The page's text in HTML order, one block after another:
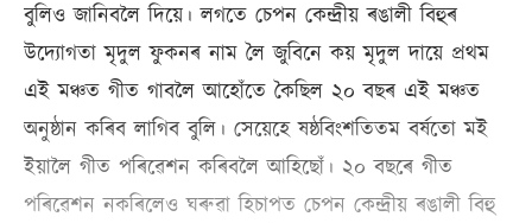
বুলিও জানিবলৈ দিয়ে। লগতে চেপন কেন্দ্ৰীয় ৰঙালী বিহুৰ
উদ্যোগতা মৃদুল ফুকনৰ নাম লৈ জুবিনে কয় মৃদুল দায়ে প্ৰথম
এই মঞ্চত গীত গাবলৈ আহোঁতে কৈছিল ২০ বছৰ এই মঞ্চত
অনুষ্ঠান কৰিব লাগিব বুলি। সেয়েহে ষষ্ঠবিংশতিতম বর্ষতো মই
ইয়ালৈ গীত পৰিৱেশন কৰিবলৈ আহিছোঁ। ২০ বছৰে গীত
পৰিৱেশন নকৰিলেও ঘৰুৱা হিচাপত চেপন কেন্দ্ৰীয় ৰঙালী বিহু